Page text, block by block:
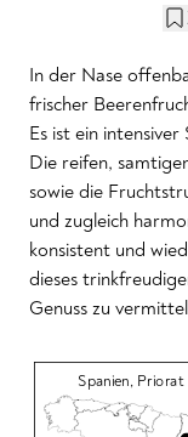
In der Nase
frischer
Es ist ein
Die reifen,
sowie die
und zugleich
konsistent und
dieses
Genuss zu
Spanien, Priorat